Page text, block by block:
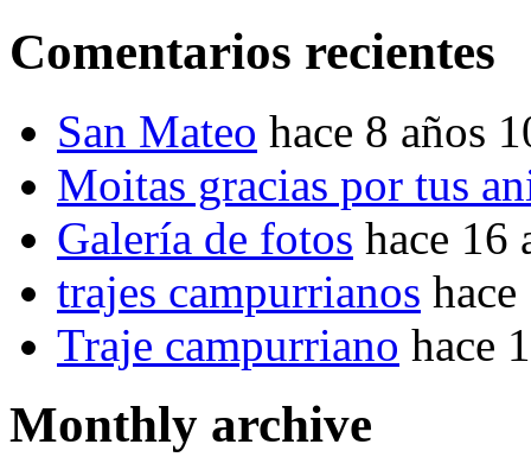
Comentarios recientes
San Mateo hace 8 años
Moitas gracias por tus
Galería de fotos hace 16
trajes campurrianos
Traje campurriano hace
Monthly archive